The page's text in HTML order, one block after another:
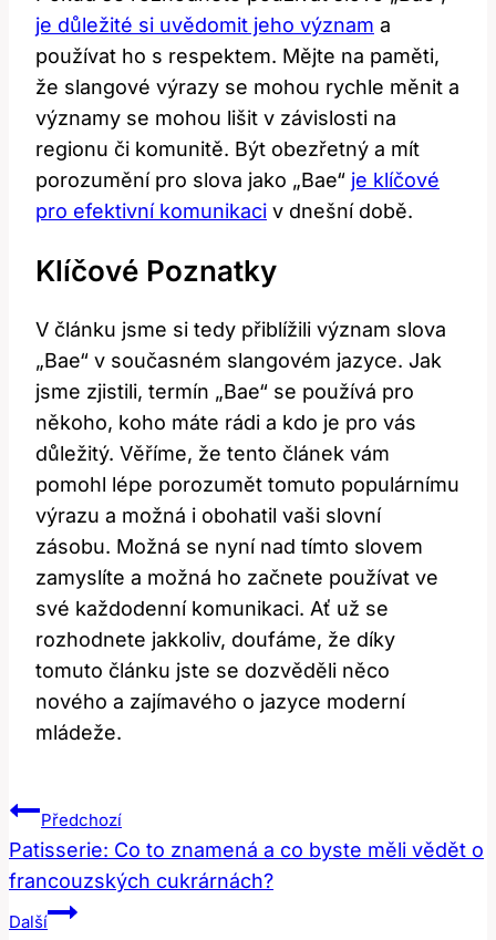
je důležité si uvědomit jeho význam a
používat ho s respektem. Mějte na paměti,
že slangové výrazy se mohou rychle měnit a
významy se mohou lišit v závislosti na
regionu či komunitě. Být obezřetný a mít
porozumění pro slova jako „Bae“ je klíčové
pro efektivní komunikaci v dnešní době.
Klíčové Poznatky
V článku jsme si tedy přiblížili význam slova
„Bae“ v současném slangovém jazyce. Jak
jsme zjistili, termín „Bae“ se používá pro
někoho, koho máte rádi a kdo je pro vás
důležitý. Věříme, že tento článek vám
pomohl lépe porozumět tomuto populárnímu
výrazu a možná i obohatil vaši slovní
zásobu. Možná se nyní nad tímto slovem
zamyslíte a možná ho začnete používat ve
své každodenní komunikaci. Ať už se
rozhodnete jakkoliv, doufáme, že díky
tomuto článku jste se dozvěděli něco
nového a zajímavého o jazyce moderní
mládeže.
Navigace
Pro
Příspěvek
Předchozí
Patisserie: Co to znamená a co byste měli vědět o
francouzských cukrárnách?
Další